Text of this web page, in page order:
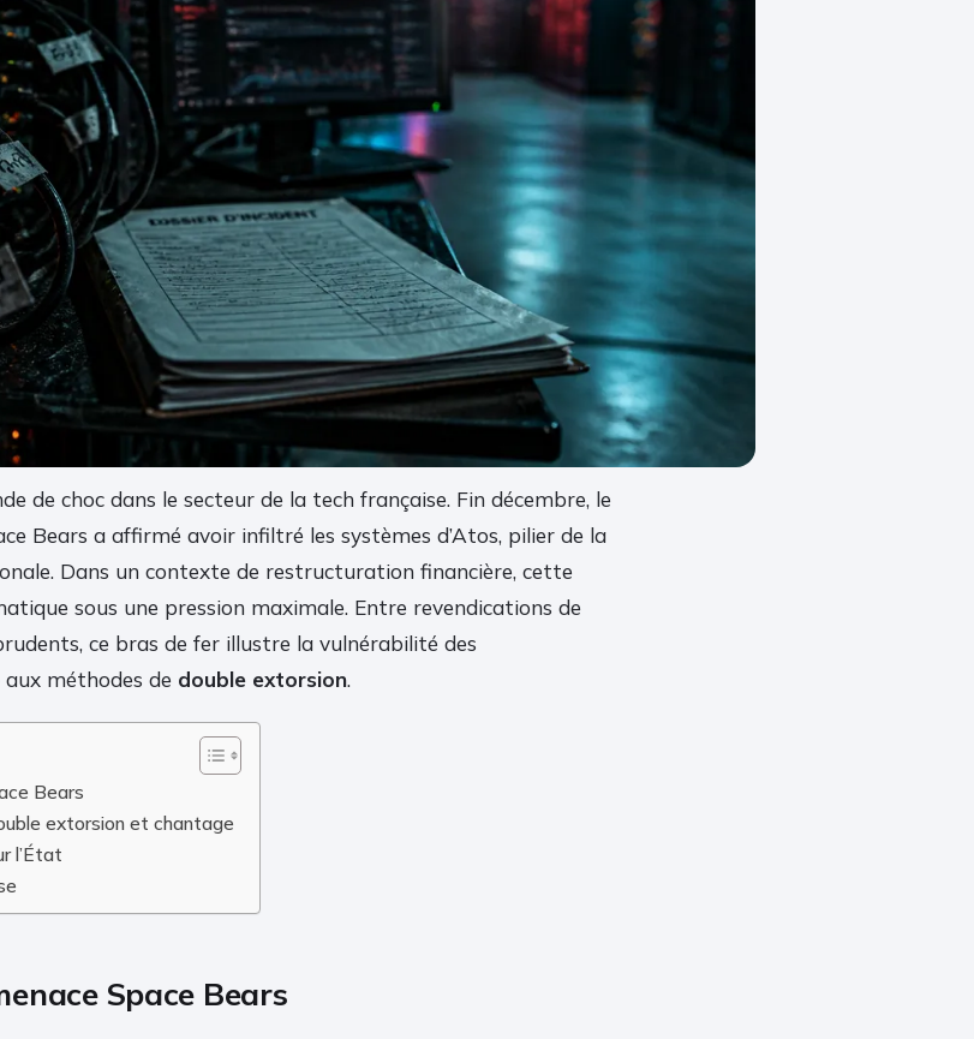
de choc dans le secteur de la tech française. Fin décembre, le
Bears a affirmé avoir infiltré les systèmes d’Atos, pilier de la
Dans un contexte de restructuration financière, cette
sous une pression maximale. Entre revendications de
ce bras de fer illustre la vulnérabilité des
méthodes de double extorsion.
Bears
extorsion et chantage
l’État
Space Bears